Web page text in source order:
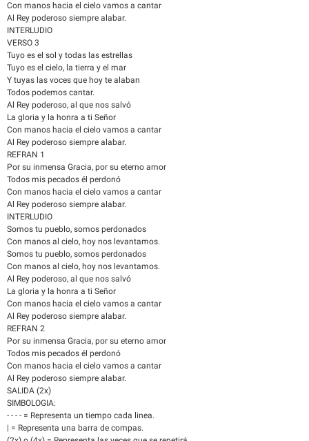
Con manos hacia el cielo vamos a cantar
Al Rey poderoso siempre alabar.
INTERLUDIO
VERSO 3
Tuyo es el sol y todas las estrellas
Tuyo es el cielo, la tierra y el mar
Y tuyas las voces que hoy te alaban
Todos podemos cantar.
Al Rey poderoso, al que nos salvó
La gloria y la honra a ti Señor
Con manos hacia el cielo vamos a cantar
Al Rey poderoso siempre alabar.
REFRAN 1
Por su inmensa Gracia, por su eterno amor
Todos mis pecados él perdonó
Con manos hacia el cielo vamos a cantar
Al Rey poderoso siempre alabar.
INTERLUDIO
Somos tu pueblo, somos perdonados
Con manos al cielo, hoy nos levantamos.
Somos tu pueblo, somos perdonados
Con manos al cielo, hoy nos levantamos.
Al Rey poderoso, al que nos salvó
La gloria y la honra a ti Señor
Con manos hacia el cielo vamos a cantar
Al Rey poderoso siempre alabar.
REFRAN 2
Por su inmensa Gracia, por su eterno amor
Todos mis pecados él perdonó
Con manos hacia el cielo vamos a cantar
Al Rey poderoso siempre alabar.
SALIDA (2x)
SIMBOLOGIA:
- - - - = Representa un tiempo cada linea.
| = Representa una barra de compas.